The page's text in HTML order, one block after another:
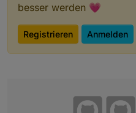
besser werden 💗
Registrieren Anmelden